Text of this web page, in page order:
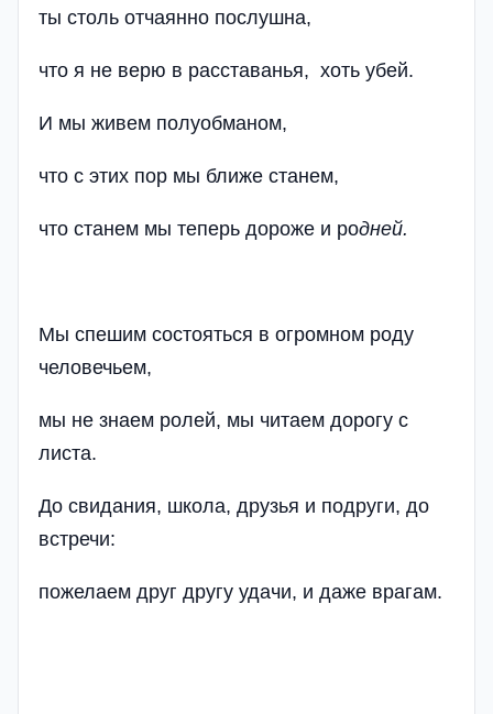
ты столь отчаянно послушна,
что я не верю в расставанья, хоть убей.
И мы живем полуобманом,
что с этих пор мы ближе станем,
что станем мы теперь дороже и родней.
Мы спешим состояться в огромном роду
человечьем,
мы не знаем ролей, мы читаем дорогу с
листа.
До свидания, школа, друзья и подруги, до
встречи:
пожелаем друг другу удачи, и даже врагам.